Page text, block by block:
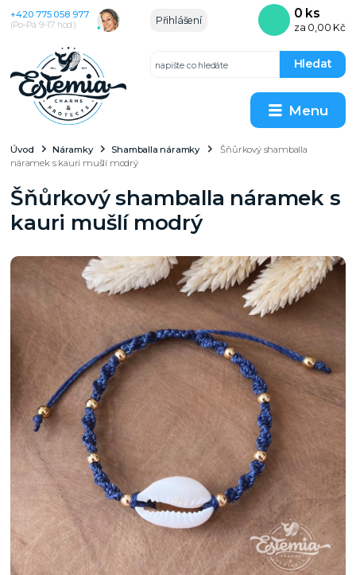
Menu
Přihlášení
Hledat
+420 775 058 977
(Po–Pá 9–17 hod.)
0 ks
za 0,00 Kč
Úvod Náramky Shamballa náramky
Šňůrkový shamballa
náramek s kauri mušlí modrý
Šňůrkový shamballa náramek s
kauri mušlí modrý